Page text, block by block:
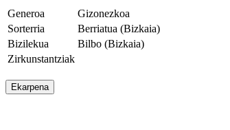
Generoa
Gizonezkoa
Sorterria
Berriatua (Bizkaia)
Bizilekua
Bilbo (Bizkaia)
Zirkunstantziak